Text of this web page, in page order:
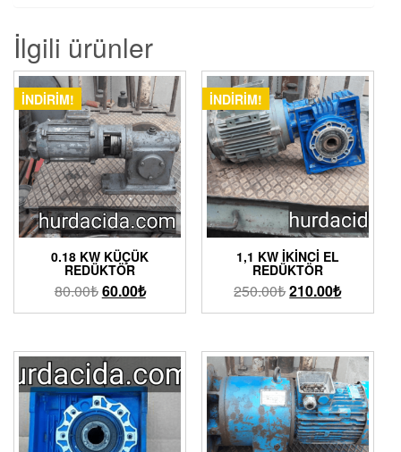
İlgili ürünler
İNDIRIM!
0.18 KW KÜÇÜK
REDÜKTÖR
80.00₺60.00₺
İNDIRIM!
1,1 KW İKINCI EL
REDÜKTÖR
250.00₺210.00₺